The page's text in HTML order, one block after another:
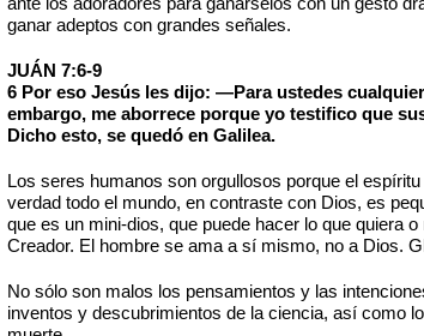
ganar adeptos con grandes señales.
JUÁN 7:6-9
6 Por eso Jesús les dijo: —Para ustedes
embargo, me aborrece porque yo testifico que
Dicho esto, se quedó en Galilea.
Los seres humanos son orgullosos porque el
verdad todo el mundo, en contraste con Dios, es
que es un mini-dios, que puede hacer lo que quiera
Creador. El hombre se ama a sí mismo, no a Dios.
No sólo son malos los pensamientos y las
inventos y descubrimientos de la ciencia, así como